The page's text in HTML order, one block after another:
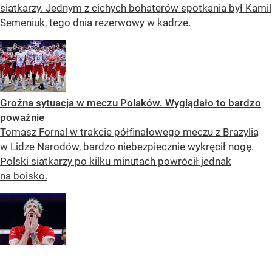
siatkarzy. Jednym z cichych bohaterów spotkania był Kamil
Semeniuk, tego dnia rezerwowy w kadrze.
Groźna sytuacja w meczu Polaków. Wyglądało to bardzo
poważnie
Tomasz Fornal w trakcie półfinałowego meczu z Brazylią
w Lidze Narodów, bardzo niebezpiecznie wykręcił nogę.
Polski siatkarzy po kilku minutach powrócił jednak
na boisko.